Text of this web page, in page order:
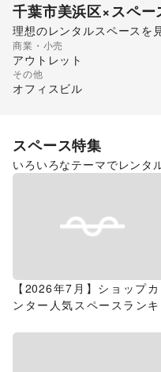
千葉市美浜区×スペー
理想のレンタルスペースを
ショッピングモール
商業・小売
アウトレット
その他
オフィスビル
スペース特集
いろいろなテーマでレンタ
【2026年7月】ショップカ
ンター人気スペースラン